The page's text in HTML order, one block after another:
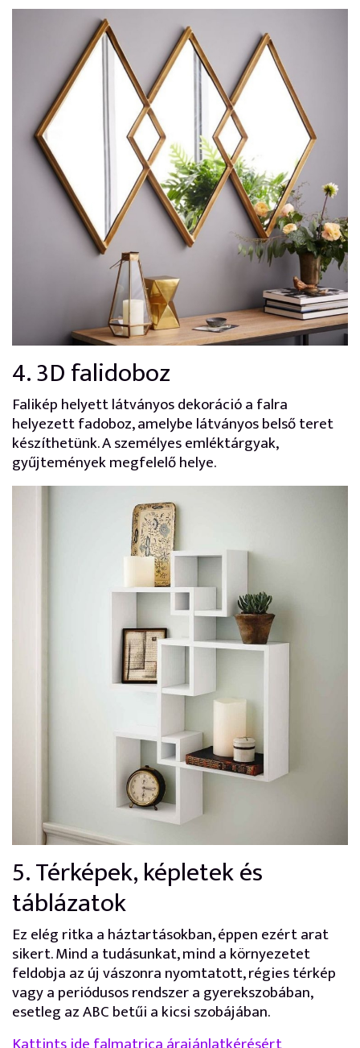
4. 3D falidoboz
Falikép helyett látványos dekoráció a falra
helyezett fadoboz, amelybe látványos belső teret
készíthetünk. A személyes emléktárgyak,
gyűjtemények megfelelő helye.
5. Térképek, képletek és
táblázatok
Ez elég ritka a háztartásokban, éppen ezért arat
sikert. Mind a tudásunkat, mind a környezetet
feldobja az új vászonra nyomtatott, régies térkép
vagy a periódusos rendszer a gyerekszobában,
esetleg az ABC betűi a kicsi szobájában.